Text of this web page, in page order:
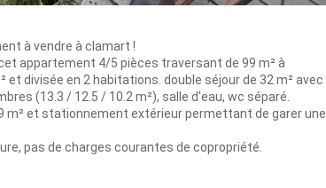
à vendre à clamart !
appartement 4/5 pièces traversant de 99 m² à
divisée en 2 habitations. double séjour de 32 m² avec
(13.3 / 12.5 / 10.2 m²), salle d'eau, wc séparé.
m² et stationnement extérieur permettant de garer une
pas de charges courantes de copropriété.